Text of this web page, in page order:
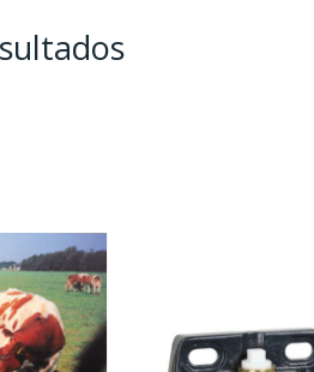
Ordenado